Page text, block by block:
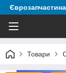
Єврозапчастина
Товари